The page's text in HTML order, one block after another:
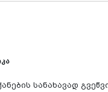
სანახავად